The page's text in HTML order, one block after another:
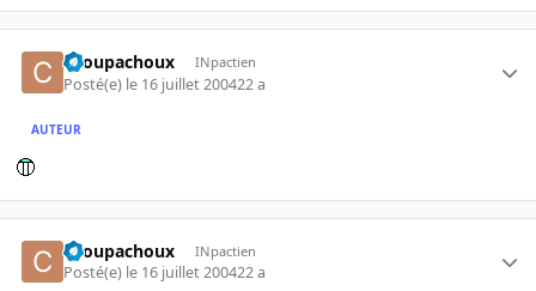
choupachoux INpactien
Posté(e) le 16 juillet 200422 a
AUTEUR
choupachoux INpactien
Posté(e) le 16 juillet 200422 a